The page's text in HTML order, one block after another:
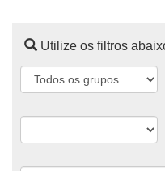
Utilize os filtros